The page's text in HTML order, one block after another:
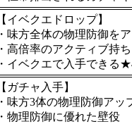
【イベクエドロップ】
・味方全体の物理防御を
・高倍率のアクティブ持ち
・イベクエで入手できる
【ガチャ入手】
・味方3体の物理防御アッ
・物理防御に優れた壁役